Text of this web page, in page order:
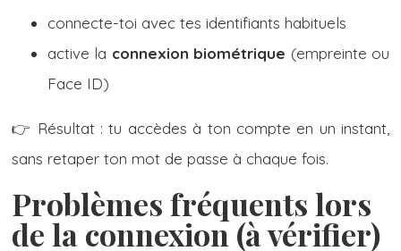
connecte-toi avec tes identifiants habituels
active la connexion biométrique (empreinte ou
Face ID)
👉 Résultat : tu accèdes à ton compte en un instant,
sans retaper ton mot de passe à chaque fois.
Problèmes fréquents lors
de la connexion (à vérifier)